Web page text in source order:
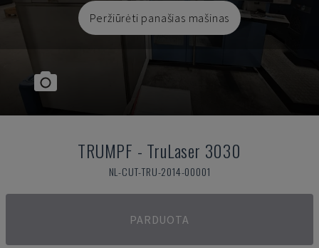
Peržiūrėti panašias mašinas
TRUMPF - TruLaser 3030
NL-CUT-TRU-2014-00001
PARDUOTA